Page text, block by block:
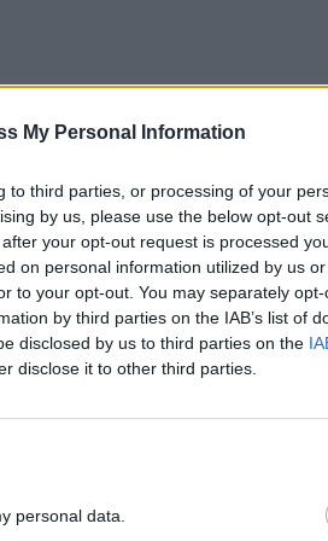
My Personal Information
to third parties, or processing of your
by us, please use the below opt-out
your opt-out request is processed
on personal information utilized by us
to your opt-out. You may separately
by third parties on the IAB’s list of
disclosed by us to third parties on the
disclose it to other third parties.
personal data.
παίκτες, τα φυσικά
τρέχουσα χρονιά να
τους και να προχωρούν
τους σχέδια.
του ΙΟΒΕ για την αγορά
την έχει η αγορά
τα σούπερ μάρκετ με
και ακολουθούν τα
αναμένεται ότι θα
τα συνολικά έσοδα των